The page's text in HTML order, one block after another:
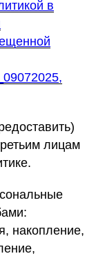
в
,
лицам
накопление,